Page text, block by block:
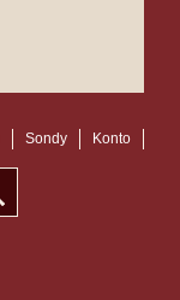
Sondy Konto